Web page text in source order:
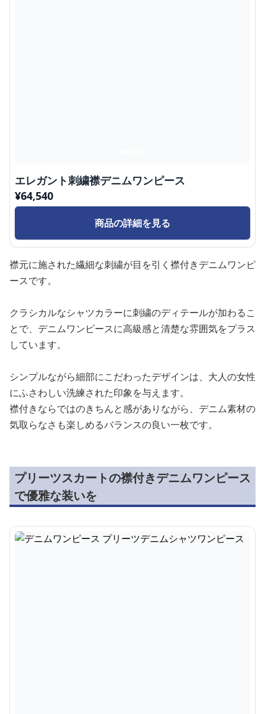
エレガント刺繍襟デニムワンピース
¥64,540
商品の詳細を見る
襟元に施された繊細な刺繍が目を引く襟付きデニムワンピ
ースです。
クラシカルなシャツカラーに刺繍のディテールが加わるこ
とで、デニムワンピースに高級感と清楚な雰囲気をプラス
しています。
シンプルながら細部にこだわったデザインは、大人の女性
にふさわしい洗練された印象を与えます。
襟付きならではのきちんと感がありながら、デニム素材の
気取らなさも楽しめるバランスの良い一枚です。
プリーツスカートの襟付きデニムワンピース
で優雅な装いを